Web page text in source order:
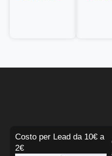
Costo per Lead da 10€ a
2€